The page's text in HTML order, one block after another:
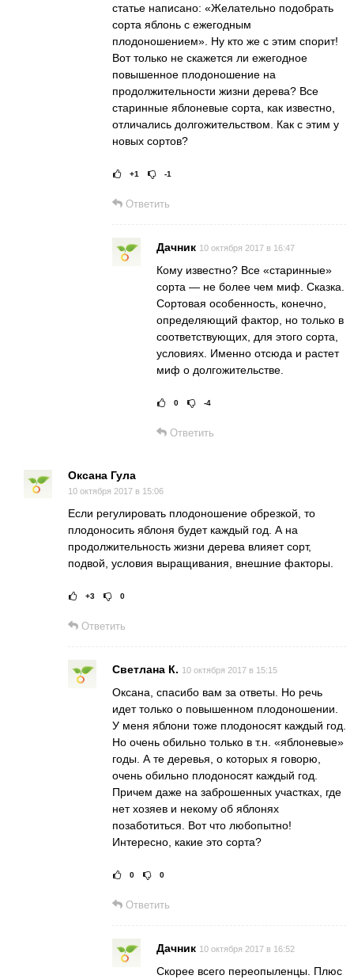
статье написано: «Желательно подобрать
сорта яблонь с ежегодным
плодоношением». Ну кто же с этим спорит!
Вот только не скажется ли ежегодное
повышенное плодоношение на
продолжительности жизни дерева? Все
старинные яблоневые сорта, как известно,
отличались долгожительством. Как с этим у
новых сортов?
Рейтинг статьи:
+1 -1
Ответить
Дачник 10 октября 2017 в 16:47
Кому известно? Все «старинные»
сорта — не более чем миф. Сказка.
Сортовая особенность, конечно,
определяющий фактор, но только в
соответствующих, для этого сорта,
условиях. Именно отсюда и растет
миф о долгожительстве.
Рейтинг статьи:
0 -4
Ответить
Оксана Гула
10 октября 2017 в 15:06
Если регулировать плодоношение обрезкой, то
плодоносить яблоня будет каждый год. А на
продолжительность жизни дерева влияет сорт,
подвой, условия выращивания, внешние факторы.
Рейтинг статьи:
+3 0
Ответить
Светлана К. 10 октября 2017 в 15:15
Оксана, спасибо вам за ответы. Но речь
идет только о повышенном плодоношении.
У меня яблони тоже плодоносят каждый год.
Но очень обильно только в т.н. «яблоневые»
годы. А те деревья, о которых я говорю,
очень обильно плодоносят каждый год.
Причем даже на заброшенных участках, где
нет хозяев и некому об яблонях
позаботиться. Вот что любопытно!
Интересно, какие это сорта?
Рейтинг статьи:
0 0
Ответить
Дачник 10 октября 2017 в 16:52
Скорее всего переопыленцы. Плюс